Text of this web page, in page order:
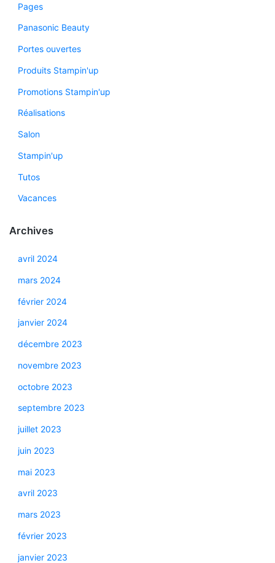
Pages
Panasonic Beauty
Portes ouvertes
Produits Stampin'up
Promotions Stampin'up
Réalisations
Salon
Stampin'up
Tutos
Vacances
Archives
avril 2024
mars 2024
février 2024
janvier 2024
décembre 2023
novembre 2023
octobre 2023
septembre 2023
juillet 2023
juin 2023
mai 2023
avril 2023
mars 2023
février 2023
janvier 2023